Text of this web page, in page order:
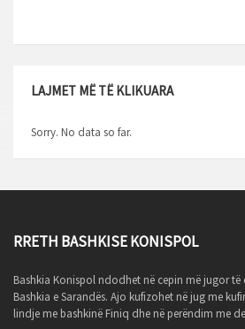
LAJMET MË TË KLIKUARA
Sorry. No data so far.
RRETH BASHKISE KONISPOL
Bashkia Konispol ndodhet në cepin më jugor
Bashkia e Sarandës. Ajo kufizohet në jug me
lindje me bashkinë Finiq dhe në perëndim me